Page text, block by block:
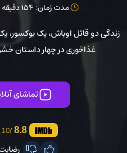
مدت زمان: 154 دقیقه
زندگی دو قاتل اوباش، یک
غذاخوری در چهار داستان
تماشای
8.8
/10